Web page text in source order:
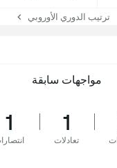
ترتيب الدوري الأوروبي
مواجهات سابقة
1
تعادلات
1